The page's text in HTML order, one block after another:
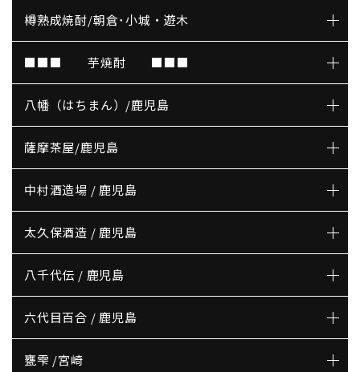
樽熟成焼酎/朝倉･小城・遊木
■■■ 芋焼酎 ■■■
八幡（はちまん）/鹿児島
薩摩茶屋/鹿児島
中村酒造場 / 鹿児島
太久保酒造 / 鹿児島
八千代伝 / 鹿児島
六代目百合 / 鹿児島
甕雫 /宮崎